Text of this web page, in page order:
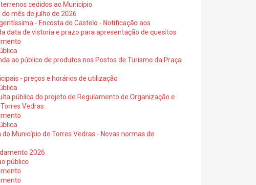
cedidos ao Município
mês de julho de 2026
- Encosta do Castelo - Notificação aos
data de vistoria e prazo para apresentação de quesitos
ao público de produtos nos Postos de Turismo da Praça
- preços e horários de utilização
pública do projeto de Regulamento de Organização e
Vedras
Município de Torres Vedras - Novas normas de
2026
público